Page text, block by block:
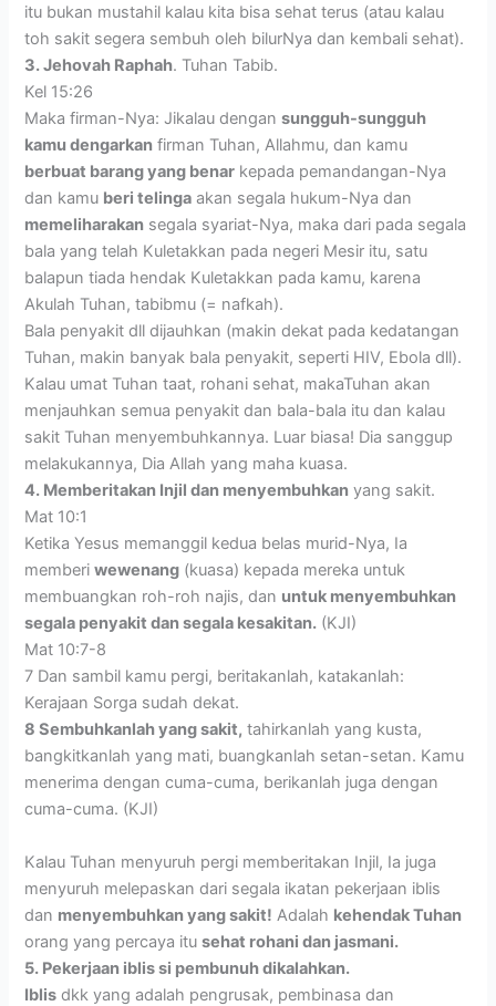
itu bukan mustahil kalau kita bisa sehat terus (atau kalau
toh sakit segera sembuh oleh bilurNya dan kembali sehat).
3. Jehovah Raphah. Tuhan Tabib.
Kel 15:26
Maka firman-Nya: Jikalau dengansungguh-sungguh
kamu dengarkan firman Tuhan, Allahmu, dan kamu
berbuat barang yang benar kepada pemandangan-Nya
dan kamu beri telinga akan segala hukum-Nya dan
memeliharakan segala syariat-Nya, maka dari pada segala
bala yang telah Kuletakkan pada negeri Mesir itu, satu
balapun tiada hendak Kuletakkan pada kamu, karena
Akulah Tuhan, tabibmu (= nafkah).
Bala penyakit dll dijauhkan (makin dekat pada kedatangan
Tuhan, makin banyak bala penyakit, seperti HIV, Ebola dll).
Kalau umat Tuhan taat, rohani sehat, makaTuhan akan
menjauhkan semua penyakit dan bala-bala itu dan kalau
sakit Tuhan menyembuhkannya. Luar biasa! Dia sanggup
melakukannya, Dia Allah yang maha kuasa.
4. Memberitakan Injil dan menyembuhkan yang sakit.
Mat 10:1
Ketika Yesus memanggil kedua belas murid-Nya, Ia
memberiwewenang (kuasa) kepada mereka untuk
membuangkan roh-roh najis, dan untuk menyembuhkan
segala penyakit dan segala kesakitan. (KJI)
Mat 10:7-8
7 Dan sambil kamu pergi, beritakanlah, katakanlah:
Kerajaan Sorga sudah dekat.
8 Sembuhkanlah yang sakit, tahirkanlah yang kusta,
bangkitkanlah yang mati, buangkanlah setan-setan. Kamu
menerima dengan cuma-cuma, berikanlah juga dengan
cuma-cuma. (KJI)
Kalau Tuhan menyuruh pergi memberitakan Injil, Ia juga
menyuruh melepaskan dari segala ikatan pekerjaan iblis
dan menyembuhkan yang sakit! Adalah kehendak Tuhan
orang yang percaya itusehat rohani dan jasmani.
5. Pekerjaan iblis si pembunuh dikalahkan.
Iblis dkk yang adalah pengrusak, pembinasa dan